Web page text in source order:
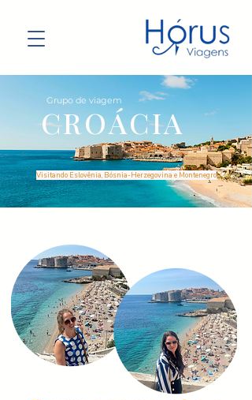
CROÁCIA
Grupo de viagem
Visitando Eslovênia, Bósnia-Herzegovina e Montenegro